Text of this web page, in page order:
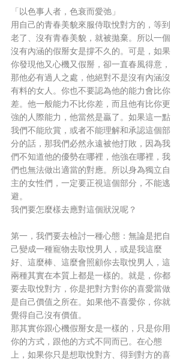
「以色事人者，色衰而愛弛」
用自己的青春美貌來服侍取悅對方的，等到
老了、沒有青春美貌，就被拋棄。所以一個
沒有內涵的假掰女是撐不久的。可是，如果
你發現他又心機又假掰，卻一直春風得意，
那他必有過人之處，他絕對不是沒有內涵沒
有料的女人。你也不要認為他的能力會比你
差。他一般能力不比你差，而且他有比你更
強的人際能力，他當然是贏了。如果這一點
我們不能欣賞，或者不能理解和承認這個部
分的話，那我們必然永遠被他打敗，因為我
們不知道他的優勢在哪裡，他強在哪裡，我
們也無法做出適當的對應。所以身為獨立自
主的女性們，一定要正視這個部分，不能逃
避。
我們要怎麼樣去應對這個狀況呢？
第一，我們要去檢討一種心態：無論是把自
己變成一種寵物去取悅男人，或是我這麼
好、這麼棒、這麼會照顧你去取悅男人，這
兩種其實在本質上都是一樣的。就是，你都
要去取悅對方，你是把對方對你的喜愛當做
是自己價值之所在。如果他不喜愛你，你就
覺得自己沒有價值。
那其實你跟心機假掰女是一樣的，只是你用
你的方式，跟他的方式不同而已。在心態
上，如果你只是想取悅對方、得到對方的喜